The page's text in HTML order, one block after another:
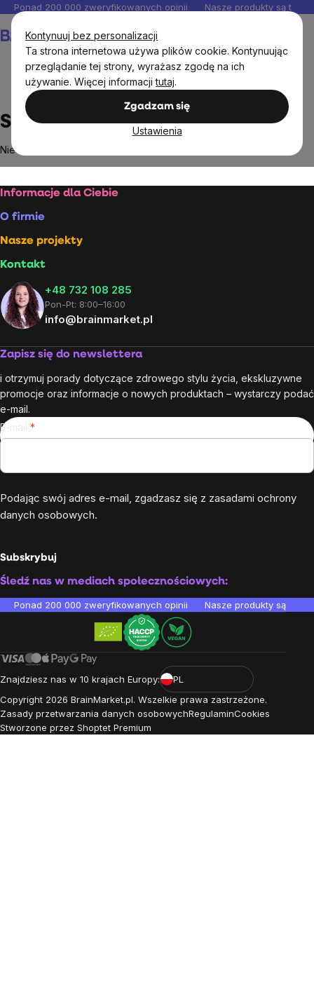
Kontynuuj bez personalizacji
Ta strona internetowa używa plików cookie. Kontynuując
przeglądanie tej strony, wyrażasz zgodę na ich
używanie. Więcej informacjitutaj.
Zgadzam się
Ustawienia
Przejść
do
treści
Ponad 200 000 zweryfikowanych opinii Nasze produkty są
Samahan
Samahan
Nie znaleziono towarów marki
Stopka
Informacje dla Ciebie
O firmie
Nasze projekty
Kontakt
+48 732 108 285
Pon-Pt: 8:00–16:00
info@brainmarket.pl
Zapisz się do newslettera
i otrzymuj porady dotyczące zdrowego stylu życia, ekskluzywne
promocje oraz informacje o nowych produktach – wystarczy podać
e-mail.
E-mail
Podając swój adres e-mail, zgadzasz się z zasadami ochrony
danych osobowych.
Subskrybuj
Śledź nas w mediach społecznościowych:
Ponad 200 000 zweryfikowanych opinii Nasze produkty są
Znajdziesz nas w 10 krajach Europy:
PL
Copyright 2026 BrainMarket.pl. Wszelkie prawa zastrzeżone.
Zasady przetwarzania danych osobowychRegulaminCookies
Stworzone przez Shoptet Premium